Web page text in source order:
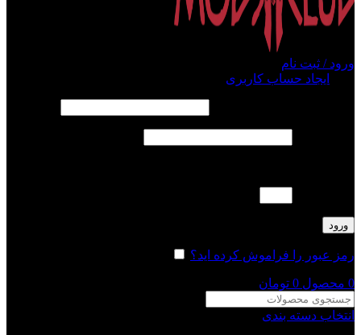
ورود / ثبت نام
ایجاد حساب کاربری
ورود
رمز عبور را فراموش کرده اید؟
0 محصول 0 تومان
انتخاب دسته بندی